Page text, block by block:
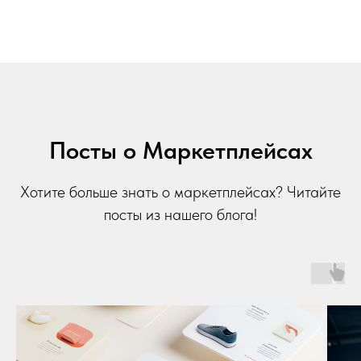
Посты о Маркетплейсах
Хотите больше знать о маркетплейсах? Читайте
посты из нашего блога!